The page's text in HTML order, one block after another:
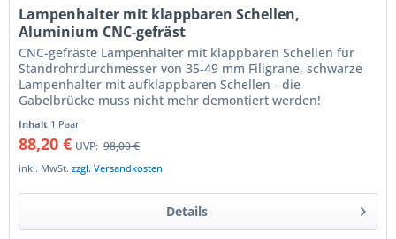
Lampenhalter mit klappbaren Schellen,
Aluminium CNC-gefräst
CNC-gefräste Lampenhalter mit klappbaren Schellen für
Standrohrdurchmesser von 35-49 mm Filigrane, schwarze
Lampenhalter mit aufklappbaren Schellen - die
Gabelbrücke muss nicht mehr demontiert werden!
Inhalt 1 Paar
88,20 € UVP: 98,00 €
inkl. MwSt.zzgl. Versandkosten
Details